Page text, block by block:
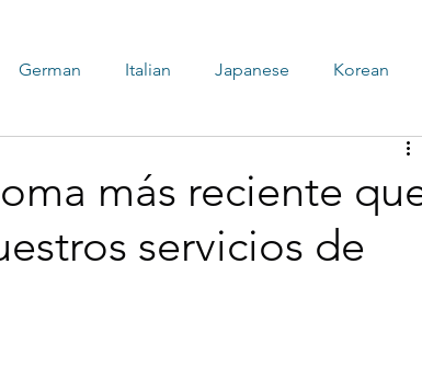
German Italian Japanese Korean
Bosnian Brazilian Portuguese Bulgarian
más reciente
servicios de